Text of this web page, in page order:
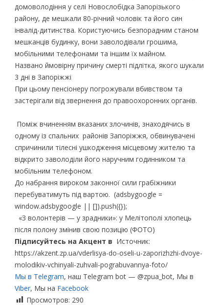
домоволодіння у селі Новослобідка Запорізького
району, де мешкали 80-річний чоловік та його син
інвалід-дитинства. Користуючись безпорадним станом
мешканців будинку, вони заволодівали грошима,
мобільними телефонами та іншим їх майном.
Названо ймовірну причину смерті підлітка, якого шукали
3 дні в Запоріжжі
При цьому пенсіонеру погрожували вбивством та
застерігали від звернення до правоохоронних органів.
Поміж вчиненням вказаних злочинів, знаходячись в
одному із спальних районів Запоріжжя, обвинувачені
спричинили тілесні ушкодження місцевому жителю та
відкрито заволоділи його наручним годинником та
мобільним телефоном.
До набрання вироком законної сили грабіжники
перебуватимуть під вартою. (adsbygoogle =
window.adsbygoogle || []).push({});
«З волонтерів — у зрадники»: у Мелітополі хлопець
після полону змінив свою позицію (ФОТО)
Підписуйтесь на Акцент в Источник:
https://akzent.zp.ua/vderlisya-do-oseli-u-zaporizhzhi-dvoye-
molodikiv-vchinyali-zuhvali-pograbuvannya-foto/
Мы в Telegram, наш Telegram bot — @zpua_bot, Мы в
Viber, Мы на Facebook
Просмотров: 290